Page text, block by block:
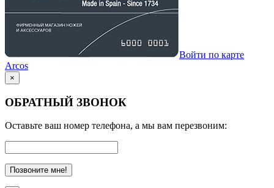
Войти по карте
Arcos
×
ОБРАТНЫЙ ЗВОНОК
Оставьте ваш номер телефона, а мы вам перезвоним:
Позвоните мне!